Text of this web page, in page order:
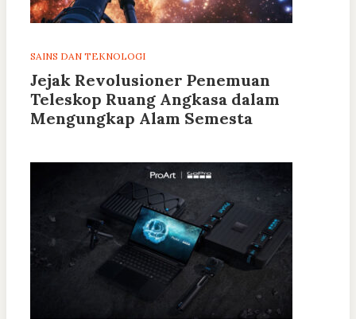
SAINS DAN TEKNOLOGI
Jejak Revolusioner Penemuan
Teleskop Ruang Angkasa dalam
Mengungkap Alam Semesta